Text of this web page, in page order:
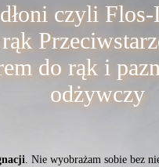
czyli
do rąk i
odżywczy
. Nie wyobrażam sobie bez